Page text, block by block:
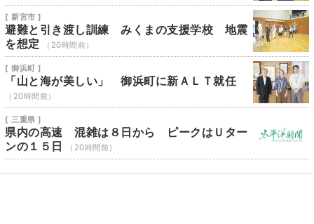
[ 新宮市 ]
避難と引き渡し訓練 みくまの支援学校 地震
を想定
（20時間前）
[ 御浜町 ]
「山と海が美しい」 御浜町に新ＡＬＴ就任
（20時間前）
[ 三重県 ]
県内の高速 混雑は８日から ピークはＵター
ンの１５日
（20時間前）